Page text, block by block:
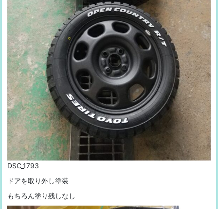
DSC_1793
ドアを取り外し塗装
もちろん塗り残しなし